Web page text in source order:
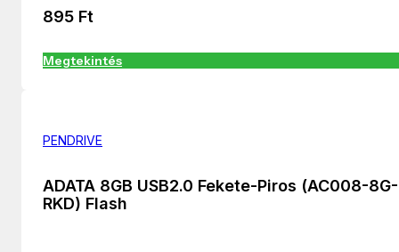
895 Ft
Megtekintés
PENDRIVE
ADATA 8GB USB2.0 Fekete-Piros (AC008-8G-
RKD) Flash